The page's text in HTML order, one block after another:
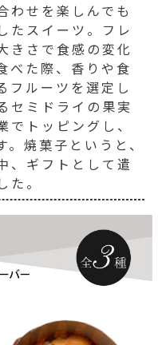
わせを楽しんでも
たスイーツ。フレ
きさで食感の変化
べた際、香りや食
フルーツを選定し
セミドライの果実
トッピングし、
焼菓子というと、
、ギフトとして遣
。